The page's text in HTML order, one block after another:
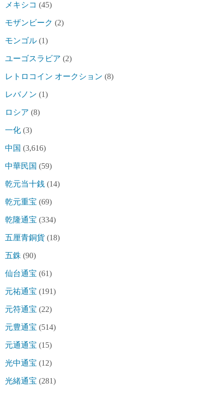
メキシコ (45)
モザンビーク (2)
モンゴル (1)
ユーゴスラビア (2)
レトロコイン オークション (8)
レバノン (1)
ロシア (8)
一化 (3)
中国 (3,616)
中華民国 (59)
乾元当十銭 (14)
乾元重宝 (69)
乾隆通宝 (334)
五厘青銅貨 (18)
五銖 (90)
仙台通宝 (61)
元祐通宝 (191)
元符通宝 (22)
元豊通宝 (514)
元通通宝 (15)
光中通宝 (12)
光緒通宝 (281)